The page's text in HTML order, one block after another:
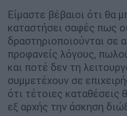
Είμαστε βέβαιοι ότι θα
καταστήσει σαφές πως
δραστηριοποιούνται σε
προφανείς λόγους,
και ποτέ δεν τη
συμμετέχουν σε
ότι τέτοιες καταθέσεις
εξ αρχής την άσκηση